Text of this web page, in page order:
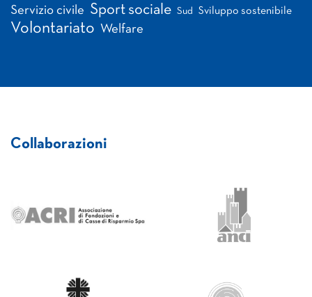
Servizio civile Sport sociale Sud Sviluppo sostenibile
Volontariato Welfare
Collaborazioni